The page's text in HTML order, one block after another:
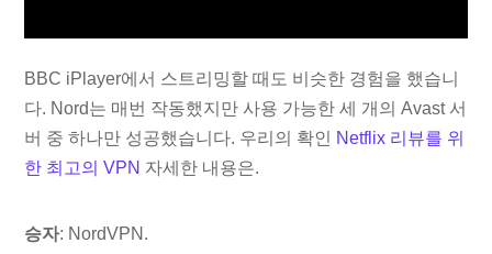
BBC iPlayer에서 스트리밍할 때도 비슷한 경험을 했습니
다. Nord는 매번 작동했지만 사용 가능한 세 개의 Avast 서
버 중 하나만 성공했습니다. 우리의 확인 Netflix 리뷰를 위
한 최고의 VPN 자세한 내용은.
승자: NordVPN.